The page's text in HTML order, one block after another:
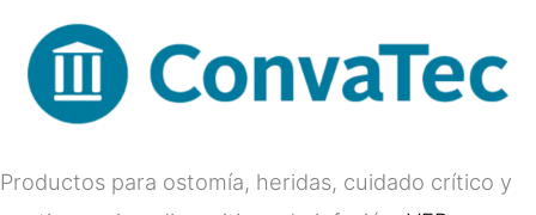
Productos para ostomía, heridas, cuidado crítico y